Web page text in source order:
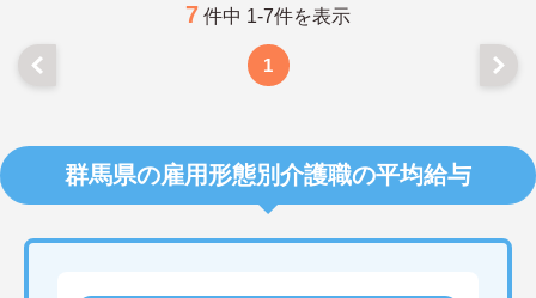
7 件中 1-7件を表示
1
群馬県の雇用形態別介護職の平均給与